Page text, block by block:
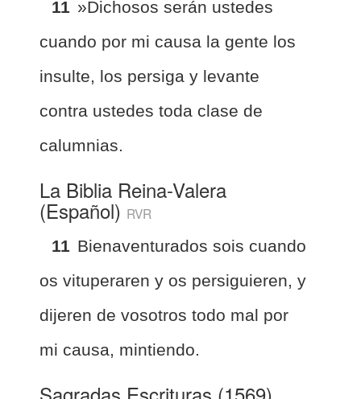
11 »Dichosos serán ustedes
cuando por mi causa la gente los
insulte, los persiga y levante
contra ustedes toda clase de
calumnias.
La Biblia Reina-Valera
(Español) RVR
11 Bienaventurados sois cuando
os vituperaren y os persiguieren, y
dijeren de vosotros todo mal por
mi causa, mintiendo.